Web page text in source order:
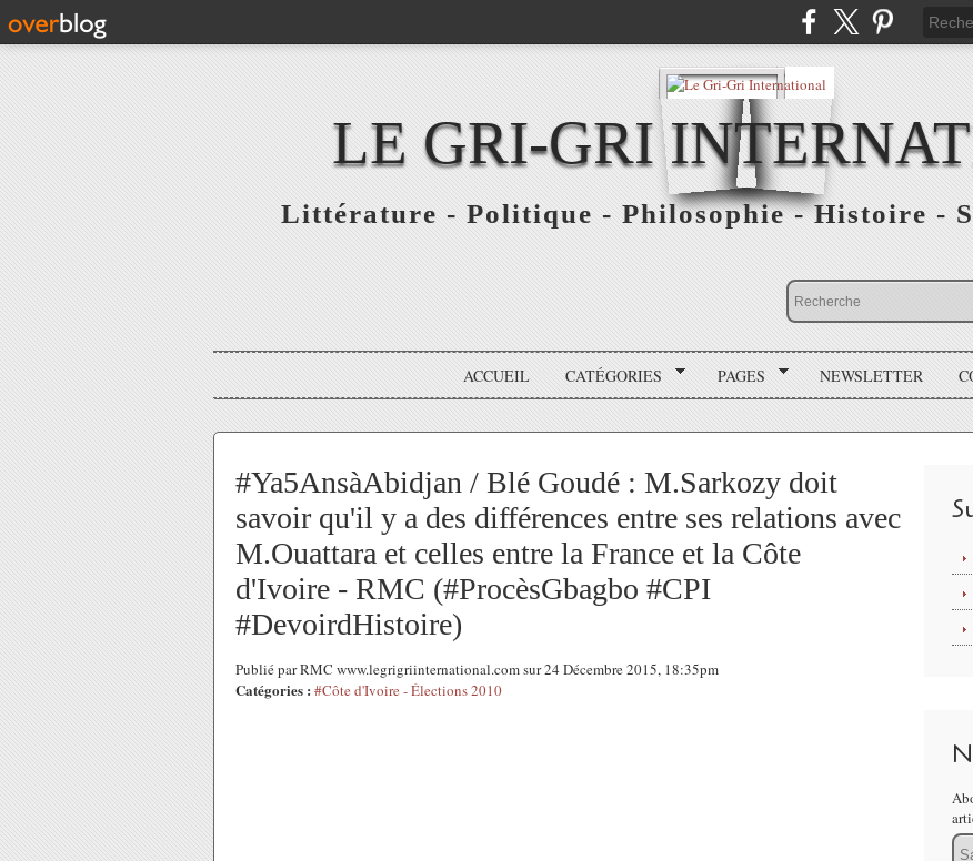
LE GRI-GRI
Littérature - Politique - Philosophie - Histoire -
ACCUEIL CATÉGORIES PAGES NEWSLETTER
#Ya5AnsàAbidjan / Blé Goudé : M.Sarkozy doit
savoir qu'il y a des différences entre ses relations avec
M.Ouattara et celles entre la France et la Côte
d'Ivoire - RMC (#ProcèsGbagbo #CPI
#DevoirdHistoire)
Publié par RMC www.legrigriinternational.com sur 24 Décembre 2015, 18:35pm
Catégories : #Côte d'Ivoire - Élections 2010